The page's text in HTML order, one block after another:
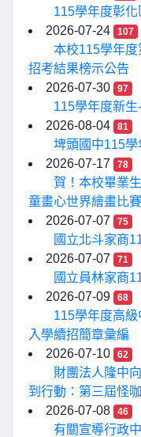
115學年度彰
2026-07-24
107
本校115學年
招考結果榜示公告
2026-07-30
97
115學年度新
2026-08-04
81
埤頭國中115
2026-07-17
78
賀！本校畢業
童畫心世界繪畫比
2026-07-07
75
國立北斗家商
2026-07-07
71
國立員林家商
2026-07-09
68
115學年度高
入學續招簡章彙編
2026-07-10
62
財團法人隆中
到行動：第三屆怪
2026-07-08
46
有關宣導行政